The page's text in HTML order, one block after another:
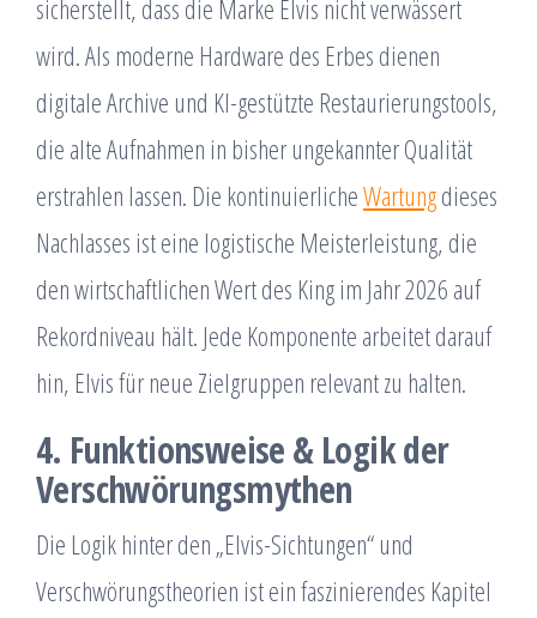
sicherstellt, dass die Marke Elvis nicht verwässert
wird. Als moderne Hardware des Erbes dienen
digitale Archive und KI-gestützte Restaurierungstools,
die alte Aufnahmen in bisher ungekannter Qualität
erstrahlen lassen. Die kontinuierlicheWartungdieses
Nachlasses ist eine logistische Meisterleistung, die
den wirtschaftlichen Wert des King im Jahr 2026 auf
Rekordniveau hält. Jede Komponente arbeitet darauf
hin, Elvis für neue Zielgruppen relevant zu halten.
4. Funktionsweise & Logik der
Verschwörungsmythen
Die Logik hinter den „Elvis-Sichtungen“ und
Verschwörungstheorien ist ein faszinierendes Kapitel